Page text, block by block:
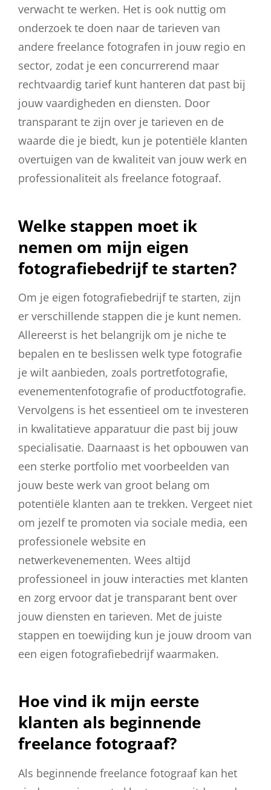
verwacht te werken. Het is ook nuttig om
onderzoek te doen naar de tarieven van
andere freelance fotografen in jouw regio en
sector, zodat je een concurrerend maar
rechtvaardig tarief kunt hanteren dat past bij
jouw vaardigheden en diensten. Door
transparant te zijn over je tarieven en de
waarde die je biedt, kun je potentiële klanten
overtuigen van de kwaliteit van jouw werk en
professionaliteit als freelance fotograaf.
Welke stappen moet ik
nemen om mijn eigen
fotografiebedrijf te starten?
Om je eigen fotografiebedrijf te starten, zijn
er verschillende stappen die je kunt nemen.
Allereerst is het belangrijk om je niche te
bepalen en te beslissen welk type fotografie
je wilt aanbieden, zoals portretfotografie,
evenementenfotografie of productfotografie.
Vervolgens is het essentieel om te investeren
in kwalitatieve apparatuur die past bij jouw
specialisatie. Daarnaast is het opbouwen van
een sterke portfolio met voorbeelden van
jouw beste werk van groot belang om
potentiële klanten aan te trekken. Vergeet niet
om jezelf te promoten via sociale media, een
professionele website en
netwerkevenementen. Wees altijd
professioneel in jouw interacties met klanten
en zorg ervoor dat je transparant bent over
jouw diensten en tarieven. Met de juiste
stappen en toewijding kun je jouw droom van
een eigen fotografiebedrijf waarmaken.
Hoe vind ik mijn eerste
klanten als beginnende
freelance fotograaf?
Als beginnende freelance fotograaf kan het